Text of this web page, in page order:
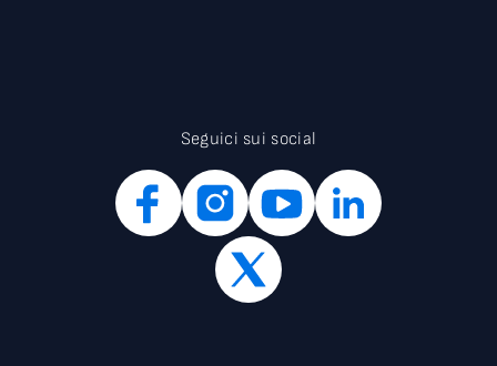
Seguici sui social